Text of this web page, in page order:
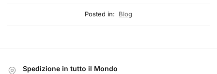
Posted in: Blog
Spedizione in tutto il Mondo